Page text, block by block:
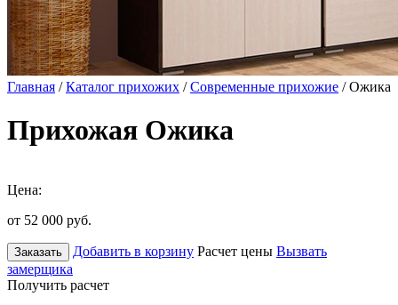
Главная /Каталог прихожих /Современные прихожие / Ожика
Прихожая Ожика
Цена:
от 52 000 руб.
Заказать Добавить в корзину Расчет цены Вызвать
замерщика
Получить расчет